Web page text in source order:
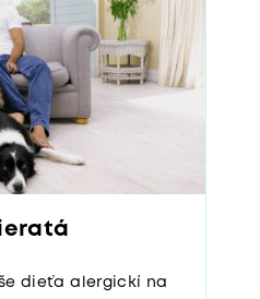
dieťa alergickí na